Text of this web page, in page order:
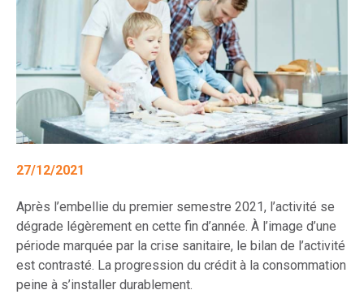
27/12/2021
Après l’embellie du premier semestre 2021, l’activité se
dégrade légèrement en cette fin d’année. À l’image d’une
période marquée par la crise sanitaire, le bilan de l’activité
est contrasté. La progression du crédit à la consommation
peine à s’installer durablement.